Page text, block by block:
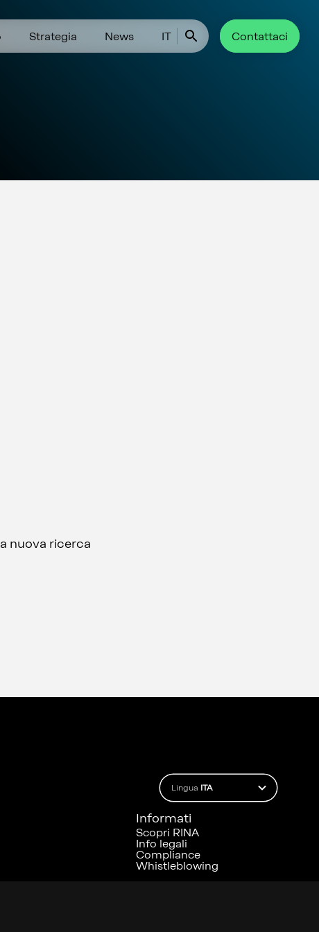
Strategia News IT Contattaci
nuova ricerca
Lingua ITA
Informati
Scopri RINA
Info legali
Compliance
Whistleblowing